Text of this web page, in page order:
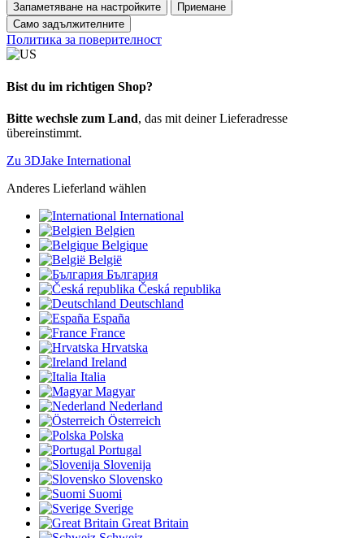
Запаметяване на настройките
Приемане
Само задължителните
Политика за поверителност
Bist du im richtigen Shop?
Bitte wechsle zum Land, das mit deiner Lieferadresse
übereinstimmt.
Zu 3DJake International
Anderes Lieferland wählen
International
Belgien
Belgique
België
България
Česká republika
Deutschland
España
France
Hrvatska
Ireland
Italia
Magyar
Nederland
Österreich
Polska
Portugal
Slovenija
Slovensko
Suomi
Sverige
Great Britain